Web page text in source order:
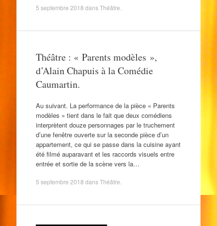
5 septembre 2018 dansThéâtre
Théâtre : « Parents modèles »,
d’Alain Chapuis à la Comédie
Caumartin.
Au suivant. La performance de la pièce « Parents
modèles » tient dans le fait que deux comédiens
interprètent douze personnages par le truchement
d’une fenêtre ouverte sur la seconde pièce d’un
appartement, ce qui se passe dans la cuisine ayant
été filmé auparavant et les raccords visuels entre
entrée et sortie de la scène vers la…
5 septembre 2018 dansThéâtre